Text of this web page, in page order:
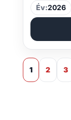
Év:2026
1 2 3